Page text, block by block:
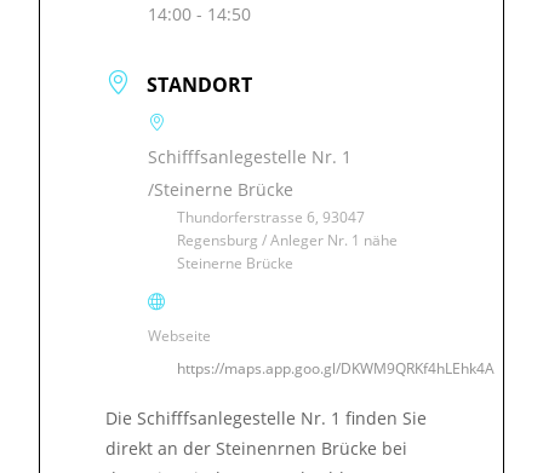
14:00 - 14:50
STANDORT
Schifffsanlegestelle Nr. 1
/Steinerne Brücke
Thundorferstrasse 6, 93047
Regensburg / Anleger Nr. 1 nähe
Steinerne Brücke
Webseite
https://maps.app.goo.gl/DKWM9QRKf4hLEhk4A
Die Schifffsanlegestelle Nr. 1 finden Sie
direkt an der Steinenrnen Brücke bei